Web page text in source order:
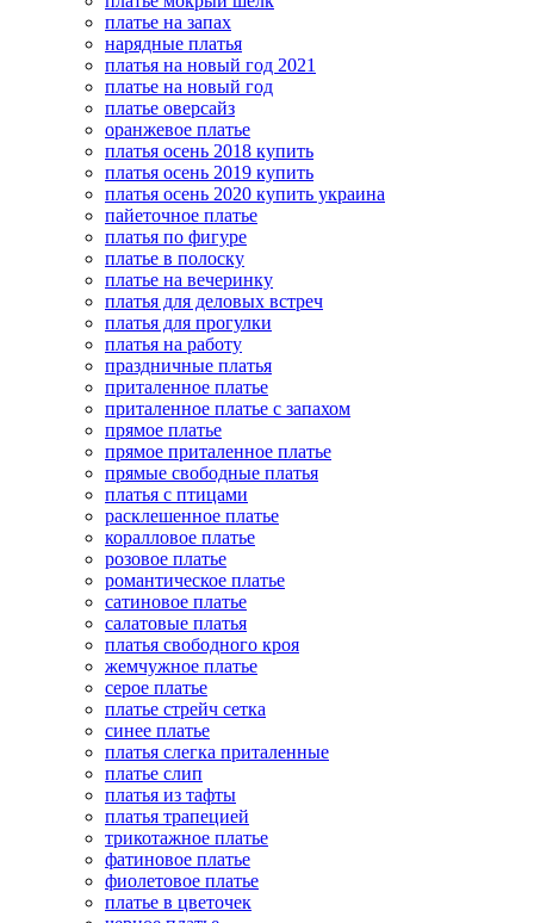
платье на запах
нарядные платья
платья на новый год 2021
платье на новый год
платье оверсайз
оранжевое платье
платья осень 2018 купить
платья осень 2019 купить
платья осень 2020 купить украина
пайеточное платье
платья по фигуре
платье в полоску
платье на вечеринку
платья для деловых встреч
платья для прогулки
платья на работу
праздничные платья
приталенное платье
приталенное платье с запахом
прямое платье
прямое приталенное платье
прямые свободные платья
платья с птицами
расклешенное платье
коралловое платье
розовое платье
романтическое платье
сатиновое платье
салатовые платья
платья свободного кроя
жемчужное платье
серое платье
платье стрейч сетка
синее платье
платья слегка приталенные
платье слип
платья из тафты
платья трапецией
трикотажное платье
фатиновое платье
фиолетовое платье
платье в цветочек